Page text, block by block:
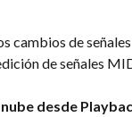
cambios de
de señales
desde